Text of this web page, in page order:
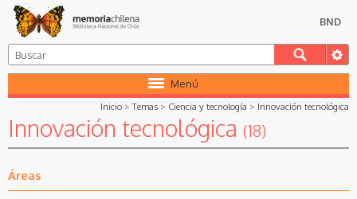
BND
Menú
Inicio >Temas > Ciencia y tecnología > Innovación tecnológica
Innovación tecnológica (18)
Áreas